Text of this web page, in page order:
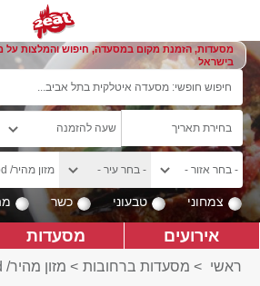
מסעדות, הזמנת מקום במסעדה, חיפוש והמלצות על
בישראל
צמחוני טבעוני כשר
אירועים מסעדות
ראשי > מסעדות ברחובות > מזון מהיר/ FastFood ברחובות